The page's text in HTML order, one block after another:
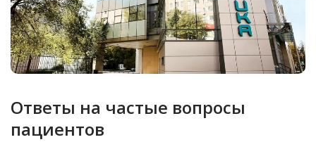
Ответы на частые вопросы
пациентов